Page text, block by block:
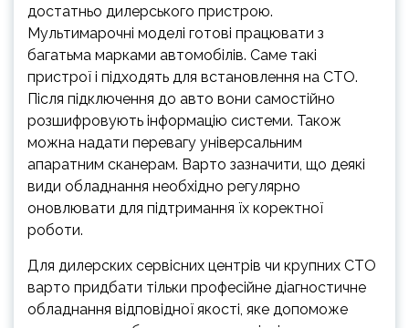
достатньо дилерського пристрою.
Мультимарочні моделі готові працювати з
багатьма марками автомобілів. Саме такі
пристрої і підходять для встановлення на СТО.
Після підключення до авто вони самостійно
розшифровують інформацію системи. Також
можна надати перевагу універсальним
апаратним сканерам. Варто зазначити, що деякі
види обладнання необхідно регулярно
оновлювати для підтримання їх коректної
роботи.
Для дилерских сервісних центрів чи крупних СТО
варто придбати тільки професійне діагностичне
обладнання відповідної якості, яке допоможе